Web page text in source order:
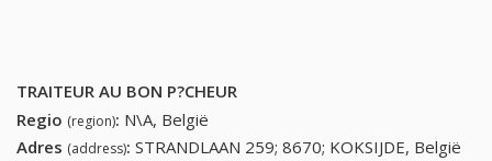
TRAITEUR AU BON P?CHEUR
Regio (region): N\A, België
Adres (address): STRANDLAAN 259; 8670; KOKSIJDE, België